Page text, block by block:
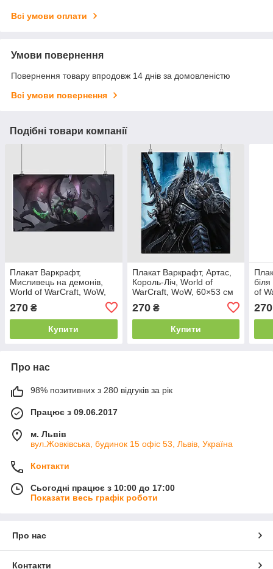
Всі умови оплати
Умови повернення
Повернення товару впродовж 14 днів за домовленістю
Всі умови повернення
Подібні товари компанії
Плакат Варкрафт,
Мисливець на демонів,
World of WarCraft, WoW,
270 ₴
Купити
Плакат Варкрафт, Артас,
Король-Ліч, World of
WarCraft, WoW, 60×53 см
270₴
Купити
of
270
Про нас
98% позитивних з 280 відгуків за рік
Працює з 09.06.2017
м. Львів
вул.Жовківська, будинок 15 офіс 53, Львів, Україна
Контакти
Сьогодні працює з 10:00 до 17:00
Показати весь графік роботи
Про нас
Контакти